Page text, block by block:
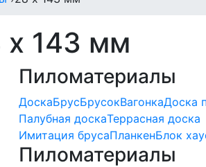
х 143 мм
Пиломатериалы
ДоскаБрусБрусокВагонкаДоска
Палубная доскаТеррасная доска
Имитация брусаПланкенБлок
Пиломатериалы